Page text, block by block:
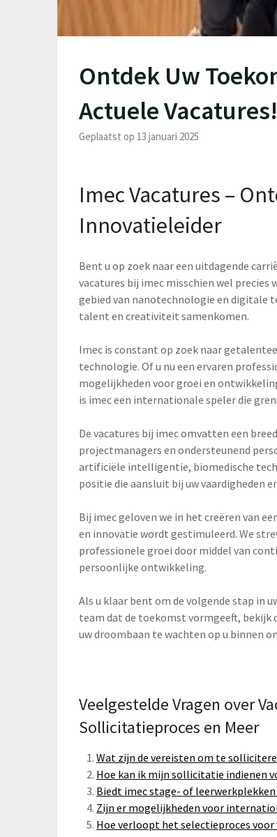
Ontdek Uw
Actuele Vacatures!
Geplaatst op 13 januari 2025
Imec Vacatures –
Innovatieleider
Bent u op zoek naar een uitdagende
vacatures bij imec misschien wel
gebied van nanotechnologie en digitale
talent en creativiteit samenkomen.
Imec is constant op zoek naar
technologie. Of u nu een ervaren
mogelijkheden voor groei en
is imec een internationale speler die
De vacatures bij imec omvatten een
projectmanagers en ondersteunend
artificiële intelligentie, biomedische
positie die aansluit bij uw vaardigheden
Bij imec geloven we in het creëren van
en innovatie wordt gestimuleerd. We
professionele groei door middel van
persoonlijke ontwikkeling.
Als u klaar bent om de volgende stap in
team dat de toekomst vormgeeft, bekijk
uw droombaan te wachten op u binnen
Veelgestelde Vragen over
Sollicitatieproces en Meer
Wat zijn de vereisten om te
Hoe kan ik mijn sollicitatie indienen
Biedt imec stage- of
Zijn er mogelijkheden voor
Hoe verloopt het selectieproces voor